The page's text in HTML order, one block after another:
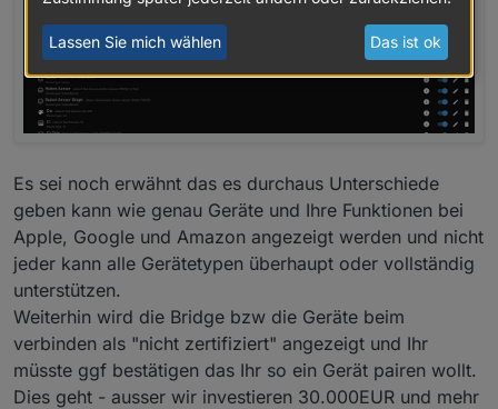
Es sei noch erwähnt das es durchaus Unterschiede
geben kann wie genau Geräte und Ihre Funktionen bei
Apple, Google und Amazon angezeigt werden und nicht
jeder kann alle Gerätetypen überhaupt oder vollständig
unterstützen.
Weiterhin wird die Bridge bzw die Geräte beim
verbinden als "nicht zertifiziert" angezeigt und Ihr
müsste ggf bestätigen das Ihr so ein Gerät pairen wollt.
Dies geht - ausser wir investieren 30.000EUR und mehr
Lassen Sie mich wählen Das ist ok